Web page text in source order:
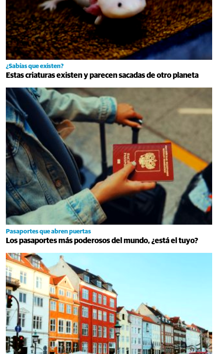
¿Sabías que existen?
Estas criaturas existen y parecen sacadas de otro planeta
Pasaportes que abren puertas
Los pasaportes más poderosos del mundo, ¿está el tuyo?